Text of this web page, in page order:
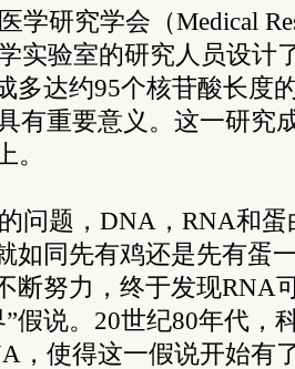
学研究学会（Medical
实验室的研究人员设计
多达约95个核苷酸长度
有重要意义。这一研究
。
问题，DNA，RNA和
如同先有鸡还是先有蛋
断努力，终于发现RNA
假说。20世纪80年代，
，使得这一假说开始有